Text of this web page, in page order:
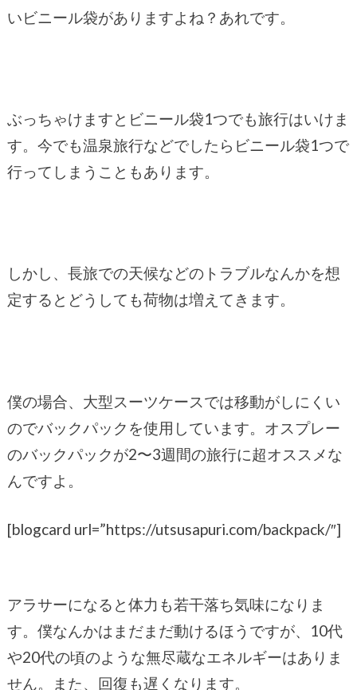
いビニール袋がありますよね？あれです。
ぶっちゃけますとビニール袋1つでも旅行はいけま
す。今でも温泉旅行などでしたらビニール袋1つで
行ってしまうこともあります。
しかし、長旅での天候などのトラブルなんかを想
定するとどうしても荷物は増えてきます。
僕の場合、大型スーツケースでは移動がしにくい
のでバックパックを使用しています。オスプレー
のバックパックが2〜3週間の旅行に超オススメな
んですよ。
[blogcard url=”https://utsusapuri.com/backpack/″]
アラサーになると体力も若干落ち気味になりま
す。僕なんかはまだまだ動けるほうですが、10代
や20代の頃のような無尽蔵なエネルギーはありま
せん。また、回復も遅くなります。